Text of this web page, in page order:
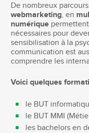
De nombreux
webmarketing, en
numérique
nécessaires pour
sensibilisation à la
communication est
comprendre les
Voici quelques
le BUT
le BUT MMI
les bachelors en